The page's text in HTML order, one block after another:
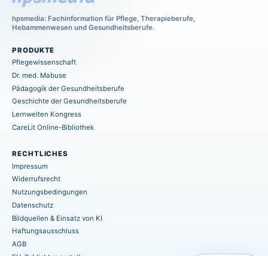
hpsmedia: Fachinformation für Pflege, Therapieberufe,
Hebammenwesen und Gesundheitsberufe.
PRODUKTE
Pflegewissenschaft
Dr. med. Mabuse
Pädagogik der Gesundheitsberufe
Geschichte der Gesundheitsberufe
Lernwelten Kongress
CareLit Online-Bibliothek
RECHTLICHES
Impressum
Widerrufsrecht
Nutzungsbedingungen
Datenschutz
Bildquellen & Einsatz von KI
Haftungsausschluss
AGB